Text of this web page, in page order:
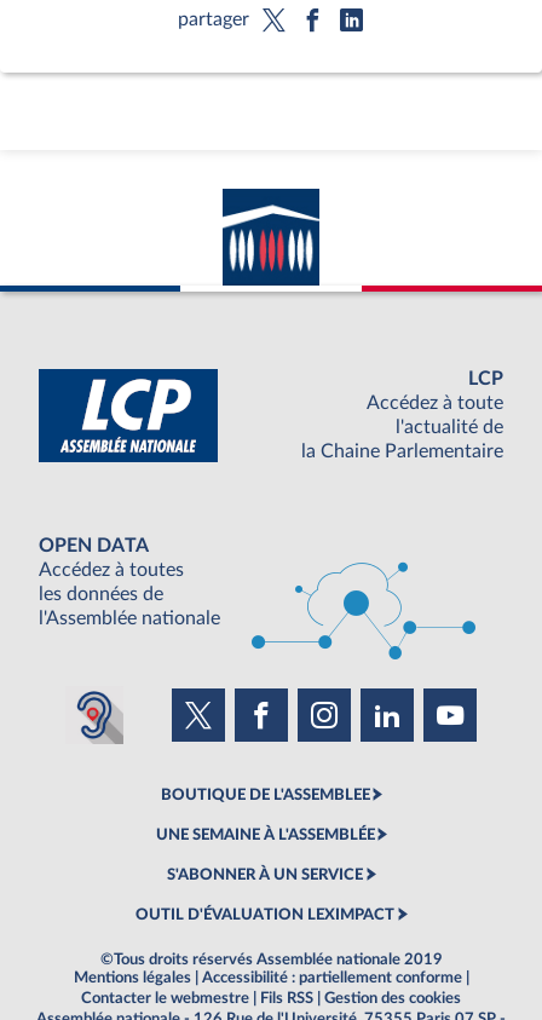
partager
LCP
Accédez à toute
l'actualité de
la Chaine Parlementaire
OPEN DATA
Accédez à toutes
les données de
l'Assemblée nationale
BOUTIQUE DE L'ASSEMBLEE
UNE SEMAINE À L'ASSEMBLÉE
S'ABONNER À UN SERVICE
OUTIL D'ÉVALUATION LEXIMPACT
©Tous droits réservés Assemblée nationale 2019
Mentions légales
Accessibilité : partiellement conforme
Contacter le webmestre
Fils RSS
Gestion des cookies